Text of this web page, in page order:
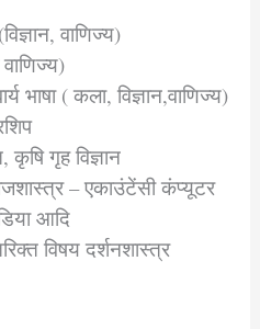
वाणिज्य)
भाषा ( कला, विज्ञान,वाणिज्य)
गृह विज्ञान
– एकाउंटेंसी कंप्यूटर
आदि
विषय दर्शनशास्त्र